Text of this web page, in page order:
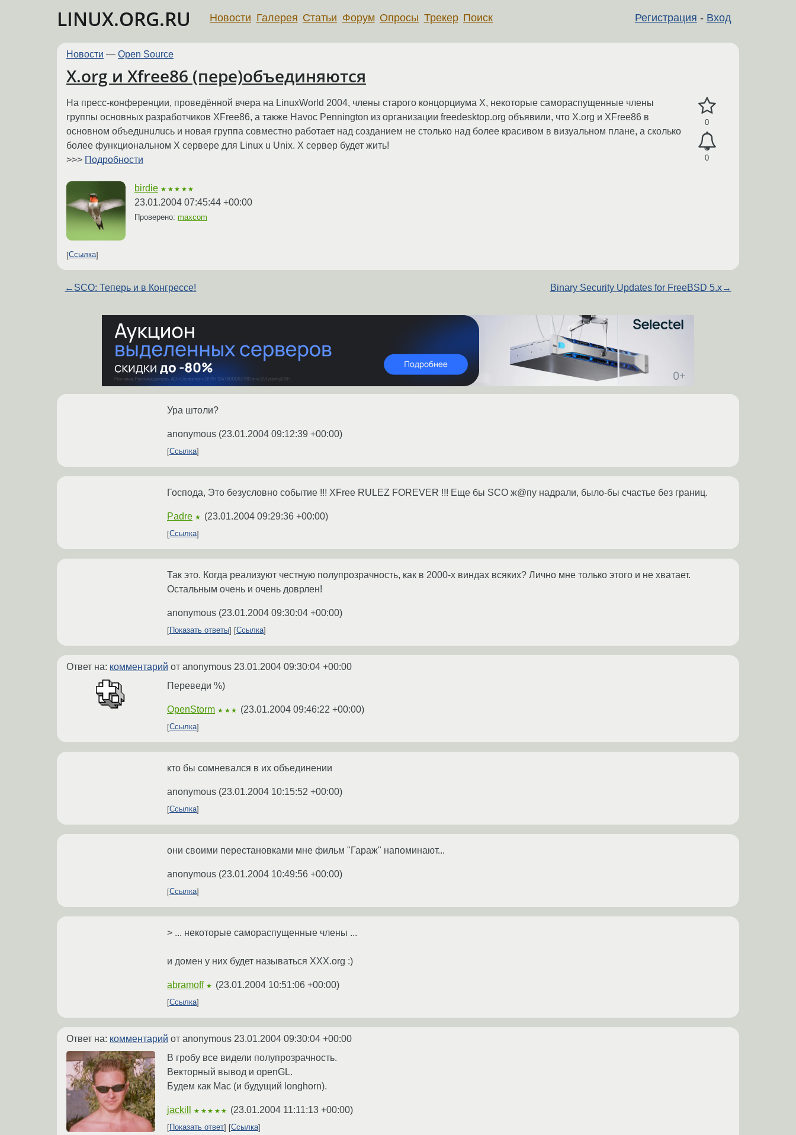
LINUX.ORG.RU Регистрация - Вход
Новости Галерея Статьи Форум Опросы Трекер Поиск
Новости — Open Source
X.org и Xfree86 (пере)объединяются
0
0
На пресс-конференции, проведённой вчера на LinuxWorld 2004, члены старого концорциума X, некоторые самораспущенные члены
группы основных разработчиков XFree86, а также Havoc Pennington из организации freedesktop.org объявили, что X.org и XFree86 в
основном объедuнuлuсь и новая группа совместно работает над созданием не столько над более красивом в визуальном плане, а сколько
более функциональном X сервере для Linux u Unix. X сервер будет жить!
>>> Подробности
birdie ★★★★★
23.01.2004 07:45:44 +00:00
Проверено: maxcom
Ссылка
← SCO: Теперь и в Конгрессе! Binary Security Updates for FreeBSD 5.x→
Ура штоли?
anonymous (23.01.2004 09:12:39 +00:00)
Ссылка
Господа, Это безусловно событие !!! XFree RULEZ FOREVER !!! Еще бы SCO ж@пу надрали, было-бы счастье без границ.
Padre ★ (23.01.2004 09:29:36 +00:00)
Ссылка
Так это. Когда реализуют честную полупрозрачность, как в 2000-х виндах всяких? Лично мне только этого и не хватает.
Остальным очень и очень доврлен!
anonymous (23.01.2004 09:30:04 +00:00)
Показать ответы Ссылка
Ответ на: комментарий от anonymous 23.01.2004 09:30:04 +00:00
Переведи %)
OpenStorm ★★★ (23.01.2004 09:46:22 +00:00)
Ссылка
кто бы сомневался в их объединении
anonymous (23.01.2004 10:15:52 +00:00)
Ссылка
они своими перестановками мне фильм "Гараж" напоминают...
anonymous (23.01.2004 10:49:56 +00:00)
Ссылка
> ... некоторые самораспущенные члены ...
и домен у них будет называться XXX.org :)
abramoff ★ (23.01.2004 10:51:06 +00:00)
Ссылка
Ответ на: комментарий от anonymous 23.01.2004 09:30:04 +00:00
В гробу все видели полупрозрачность.
Векторный вывод и openGL.
Будем как Mac (и будущий longhorn).
jackill ★★★★★ (23.01.2004 11:11:13 +00:00)
Показать ответ Ссылка